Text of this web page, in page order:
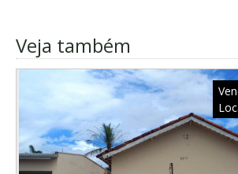
Veja também